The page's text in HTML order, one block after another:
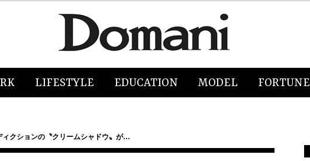
LIFESTYLE EDUCATION MODEL FORTUNE
ィクションの〝クリームシャドウ〟が…